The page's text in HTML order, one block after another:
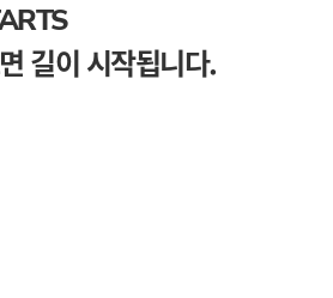
길이 시작됩니다.